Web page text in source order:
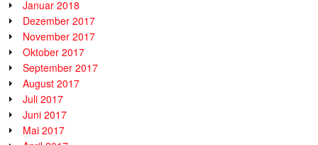
Januar 2018
Dezember 2017
November 2017
Oktober 2017
September 2017
August 2017
Juli 2017
Juni 2017
Mai 2017